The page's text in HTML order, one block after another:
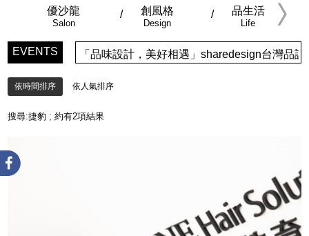
優沙龍
Salon
創風格
Design
品生活
Life
EVENTS 「品味設計，美好相遇」sharedesign台灣品
依時間排序 依人氣排序
搜尋:捷豹 ; 約有2項結果